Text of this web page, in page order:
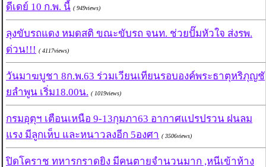
ดีเดย์ 10 ก.พ. นี้ ( 949views)
ลุงขับรถแดง หมดสติ ขณะขับรถ จนท. ช่วยปั๊มหัวใจ ส่งรพ.
ด่วน!!! ( 4117views)
วันมาฆบูชา 8ก.พ.63 ร่วมเวียนเทียนรอบองค์พระธาตุหริภุญชั
ยลำพูน เริ่ม18.00น. ( 1019views)
กรมอุตุฯ เตือนเหนือ 9-13กุมภา63 อากาศแปรปรวน ฝนลม
แรง มีลูกเห็บ และหนาวลงอีก 5องศา ( 3506views)
ปิดโคราช ทหารกราดยิง มีคนตายจำนวนมาก ,หนีเข้าห้าง